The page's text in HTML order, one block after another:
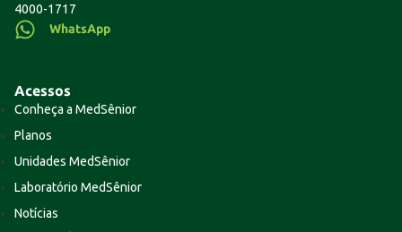
4000-1717
WhatsApp
Acessos
Conheça a MedSênior
Planos
Unidades MedSênior
Laboratório MedSênior
Notícias